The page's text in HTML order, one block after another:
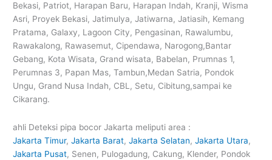
Bekasi, Patriot, Harapan Baru, Harapan Indah, Kranji, Wisma
Asri, Proyek Bekasi, Jatimulya, Jatiwarna, Jatiasih, Kemang
Pratama, Galaxy, Lagoon City, Pengasinan, Rawalumbu,
Rawakalong, Rawasemut, Cipendawa, Narogong,Bantar
Gebang, Kota Wisata, Grand wisata, Babelan, Prumnas 1,
Perumnas 3, Papan Mas, Tambun,Medan Satria, Pondok
Ungu, Grand Nusa Indah, CBL, Setu, Cibitung,sampai ke
Cikarang.
ahli Deteksi pipa bocor Jakarta meliputi area :
Jakarta Timur,Jakarta Barat,Jakarta Selatan,Jakarta Utara,
Jakarta Pusat, Senen, Pulogadung, Cakung, Klender, Pondok